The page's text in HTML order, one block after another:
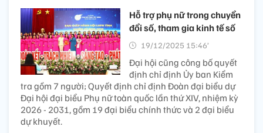
Hỗ trợ phụ nữ trong chuyển
đổi số, tham gia kinh tế số
19/12/2025 15:46’
Đại hội cũng công bố quyết
định chỉ định Ủy ban Kiểm
tra gồm 7 người; Quyết định chỉ định Đoàn đại biểu dự
Đại hội đại biểu Phụ nữ toàn quốc lần thứ XIV, nhiệm kỳ
2026 - 2031, gồm 19 đại biểu chính thức và 2 đại biểu
dự khuyết.